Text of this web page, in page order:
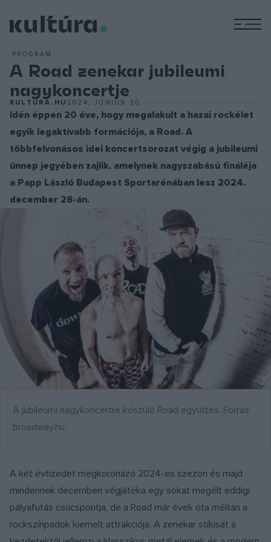
PROGRAM
A Road zenekar jubileumi
nagykoncertje
KULTURA.HU 2024. JÚNIUS 30.
Idén éppen 20 éve, hogy megalakult a hazai rockélet
egyik legaktívabb formációja, a Road. A
többfelvonásos idei koncertsorozat végig a jubileumi
ünnep jegyében zajlik, amelynek nagyszabású fináléja
a Papp László Budapest Sportarénában lesz 2024.
december 28-án.
A jubileumi nagykoncertre készülő Road együttes. Forrás:
broadway.hu
A két évtizedet megkoronázó 2024-es szezon és majd
mindennek decemberi végjátéka egy sokat megélt eddigi
pályafutás csúcspontja, de a Road már évek óta méltán a
rockszínpadok kiemelt attrakciója. A zenekar stílusát a